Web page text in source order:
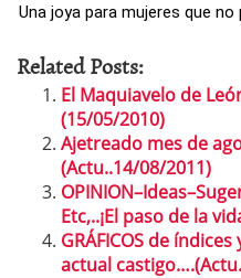
Una joya para mujeres que no
Related Posts:
El Maquiavelo de
(15/05/2010)
Ajetreado mes de
(Actu..14/08/2011)
Etc,..¡El paso de la
GRÁFICOS de
actual